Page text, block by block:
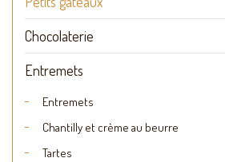
Chocolaterie
Entremets
Entremets
Chantilly et crème au beurre
Tartes